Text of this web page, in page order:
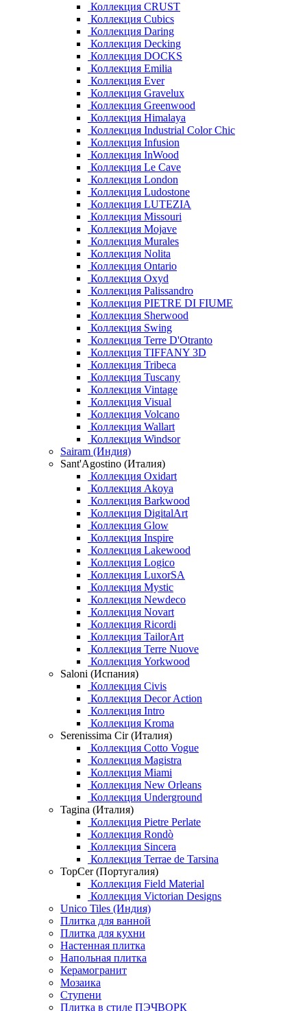
Коллекция CRUST
Коллекция Cubics
Коллекция Daring
Коллекция Decking
Коллекция DOCKS
Коллекция Emilia
Коллекция Ever
Коллекция Gravelux
Коллекция Greenwood
Коллекция Himalaya
Коллекция Industrial Color Chic
Коллекция Infusion
Коллекция InWood
Коллекция Le Cave
Коллекция London
Коллекция Ludostone
Коллекция LUTEZIA
Коллекция Missouri
Коллекция Mojave
Коллекция Murales
Коллекция Nolita
Коллекция Ontario
Коллекция Oxyd
Коллекция Palissandro
Коллекция PIETRE DI FIUME
Коллекция Sherwood
Коллекция Swing
Коллекция Terre D'Otranto
Коллекция TIFFANY 3D
Коллекция Tribeca
Коллекция Tuscany
Коллекция Vintage
Коллекция Visual
Коллекция Volcano
Коллекция Wallart
Коллекция Windsor
Sairam (Индия)
Sant'Agostino (Италия)
Коллекция Oxidart
Коллекция Akoya
Коллекция Barkwood
Коллекция DigitalArt
Коллекция Glow
Коллекция Inspire
Коллекция Lakewood
Коллекция Logico
Коллекция LuxorSA
Коллекция Mystic
Коллекция Newdeco
Коллекция Novart
Коллекция Ricordi
Коллекция TailorArt
Коллекция Terre Nuove
Коллекция Yorkwood
Saloni (Испания)
Коллекция Civis
Коллекция Decor Action
Коллекция Intro
Коллекция Kroma
Serenissima Cir (Италия)
Коллекция Cotto Vogue
Коллекция Magistra
Коллекция Miami
Коллекция New Orleans
Коллекция Underground
Tagina (Италия)
Коллекция Pietre Perlate
Коллекция Rondò
Коллекция Sincera
Коллекция Terrae de Tarsina
TopCer (Португалия)
Коллекция Field Material
Коллекция Victorian Designs
Unico Tiles (Индия)
Плитка для ванной
Плитка для кухни
Настенная плитка
Напольная плитка
Керамогранит
Мозаика
Ступени
Плитка в стиле ПЭЧВОРК